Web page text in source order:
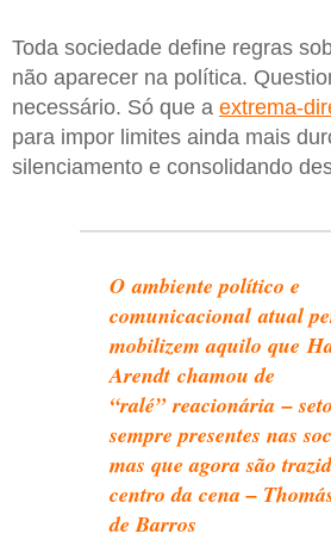
Toda sociedade define regras
não aparecer na política.
necessário. Só que a extrema-
para impor limites ainda mais
silenciamento e consolidando
O ambiente político e
comunicacional atual
mobilizem aquilo que
Arendt chamou de
“ralé” reacionária –
sempre presentes nas
mas que agora são
centro da cena –
de Barros